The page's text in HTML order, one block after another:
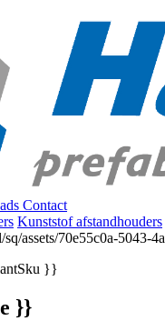
Contact
Kunststof afstandhouders
}}
}}